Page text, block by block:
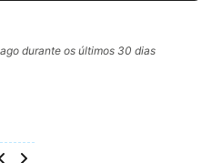
durante os últimos 30 dias